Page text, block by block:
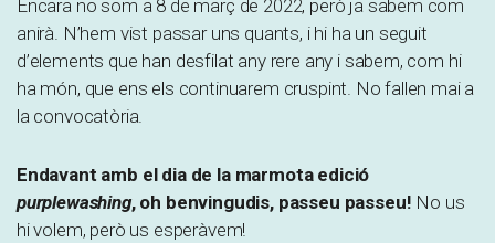
Encara no som a 8 de març de 2022, però ja sabem com
anirà. N’hem vist passar uns quants, i hi ha un seguit
d’elements que han desfilat any rere any i sabem, com hi
ha món, que ens els continuarem cruspint. No fallen mai a
la convocatòria.
Endavant amb el dia de la marmota edició
purplewashing, oh benvingudis, passeu passeu! No us
hi volem, però us esperàvem!